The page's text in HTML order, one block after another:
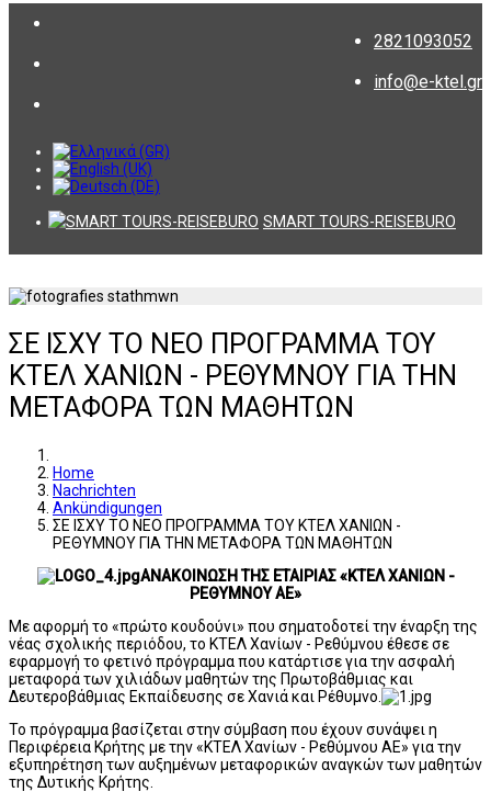
2821093052
info@e-ktel.gr
SMART TOURS-REISEBURO
ΣΕ ΙΣΧΥ ΤΟ ΝΕΟ ΠΡΟΓΡΑΜΜΑ ΤΟΥ
ΚΤΕΛ ΧΑΝΙΩΝ - ΡΕΘΥΜΝΟΥ ΓΙΑ ΤΗΝ
ΜΕΤΑΦΟΡΑ ΤΩΝ ΜΑΘΗΤΩΝ
Home
Nachrichten
Ankündigungen
ΣΕ ΙΣΧΥ ΤΟ ΝΕΟ ΠΡΟΓΡΑΜΜΑ ΤΟΥ ΚΤΕΛ ΧΑΝΙΩΝ -
ΡΕΘΥΜΝΟΥ ΓΙΑ ΤΗΝ ΜΕΤΑΦΟΡΑ ΤΩΝ ΜΑΘΗΤΩΝ
ΑΝΑΚΟΙΝΩΣΗ ΤΗΣ ΕΤΑΙΡΙΑΣ «ΚΤΕΛ ΧΑΝΙΩΝ -
ΡΕΘΥΜΝΟΥ ΑΕ»
Με αφορμή το «πρώτο κουδούνι» που σηματοδοτεί την έναρξη της
νέας σχολικής περιόδου, το ΚΤΕΛ Χανίων - Ρεθύμνου έθεσε σε
εφαρμογή το φετινό πρόγραμμα που κατάρτισε για την ασφαλή
μεταφορά των χιλιάδων μαθητών της Πρωτοβάθμιας και
Δευτεροβάθμιας Εκπαίδευσης σε Χανιά και Ρέθυμνο.
Το πρόγραμμα βασίζεται στην σύμβαση που έχουν συνάψει η
Περιφέρεια Κρήτης με την «ΚΤΕΛ Χανίων - Ρεθύμνου ΑΕ» για την
εξυπηρέτηση των αυξημένων μεταφορικών αναγκών των μαθητών
της Δυτικής Κρήτης.